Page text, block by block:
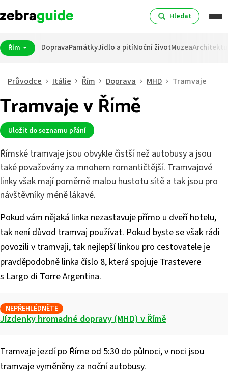
Hledat
Řím DopravaPamátkyJídlo a pitíNoční životMuzea
Průvodce Itálie Řím Doprava MHD Tramvaje
Tramvaje v Římě
Uložit do seznamu přání
Římské tramvaje jsou obvykle čistší než autobusy a jsou
také považovány za mnohem romantičtější. Tramvajové
linky však mají poměrně malou hustotu sítě a tak jsou pro
návštěvníky méně lákavé.
Pokud vám nějaká linka nezastavuje přímo u dveří hotelu,
tak není důvod tramvaj používat. Pokud byste se však rádi
povozili v tramvaji, tak nejlepší linkou pro cestovatele je
pravděpodobně linka číslo 8, která spojuje Trastevere
s Largo di Torre Argentina.
NEPŘEHLÉDNĚTE
Jízdenky hromadné dopravy (MHD) v Římě
Tramvaje jezdí po Říme od 5:30 do půlnoci, v noci jsou
tramvaje vyměněny za noční autobusy.